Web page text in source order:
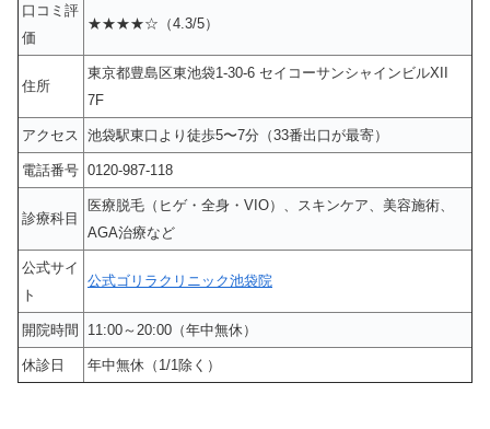
口コミ評
価
★★★★☆（4.3/5）
住所
東京都豊島区東池袋1-30-6 セイコーサンシャインビルXII
7F
アクセス 池袋駅東口より徒歩5〜7分（33番出口が最寄）
電話番号 0120‑987‑118
診療科目
医療脱毛（ヒゲ・全身・VIO）、スキンケア、美容施術、
AGA治療など
公式サイ
ト
公式ゴリラクリニック池袋院
開院時間 11:00～20:00（年中無休）
休診日 年中無休（1/1除く）